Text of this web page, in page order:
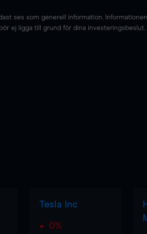
ses som generell information.
ej ligga till grund för dina investeringsbeslut.
Tesla Inc
0%